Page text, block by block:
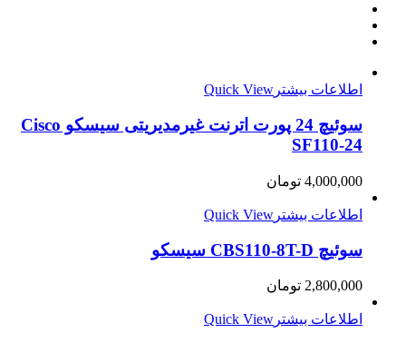
اطلاعات بیشتر Quick View
سوئیچ 24 پورت اترنت غیرمدیریتی سیسکو Cisco
SF110-24
4,000,000 تومان
اطلاعات بیشتر Quick View
سوئیچ CBS110-8T-D سیسکو
2,800,000 تومان
اطلاعات بیشتر Quick View